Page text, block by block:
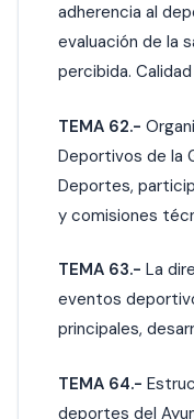
adherencia al
evaluación de la
percibida.
TEMA 62.-
Deportivos de la
Deportes,
y comisiones
TEMA 63.- La
eventos
principales,
TEMA 64.-
deportes del